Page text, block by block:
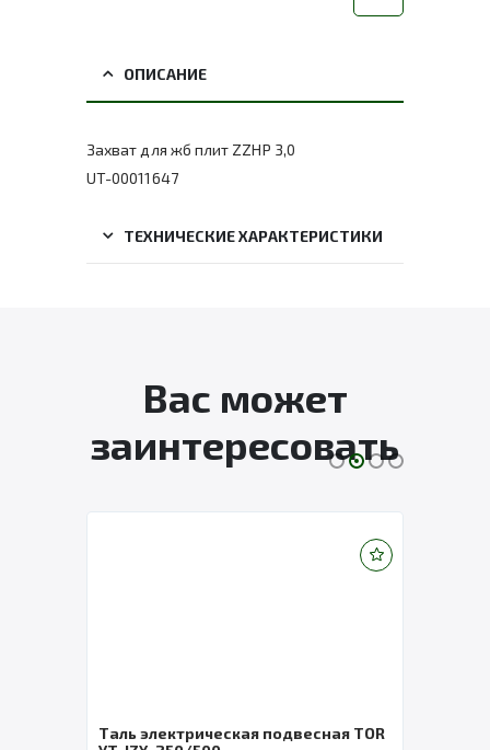
ОПИСАНИЕ
Захват для жб плит ZZHP 3,0
UT-00011647
ТЕХНИЧЕСКИЕ ХАРАКТЕРИСТИКИ
Вас может
заинтересовать
Таль электрическая подвесная TOR